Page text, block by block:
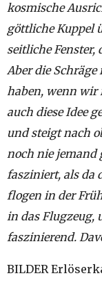
kosmische
göttliche Kuppel
seitliche
Aber die
haben, wenn wir
auch diese Idee
und steigt nach
noch nie jemand
fasziniert, als da
flogen in der
in das Flugzeug,
faszinierend.
BILDER